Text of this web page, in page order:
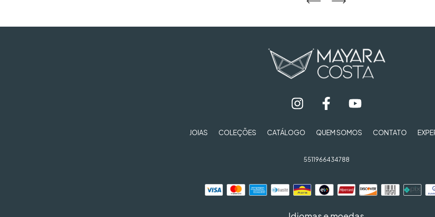
JOIAS COLEÇÕES CATÁLOGO QUEM SOMOS CONTATO
5511966434788